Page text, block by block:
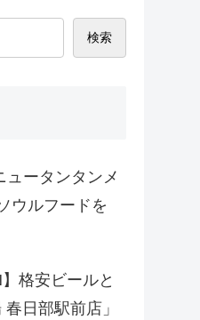
検索
ュータンタンメ
ウルフードを
格安ビールと
日部駅前店」